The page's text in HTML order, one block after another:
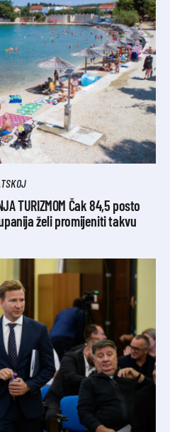
TURIZMOM Čak 84,5 posto
želi promijeniti takvu